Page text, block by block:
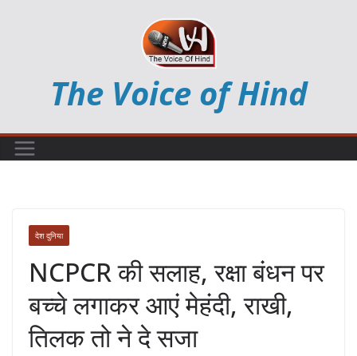
The Voice of Hind
देश दुनिया
NCPCR की सलाह, रक्षा बंधन पर
बच्चे लगाकर आएं मेहंदी, राखी,
तिलक तो ने दे सजा